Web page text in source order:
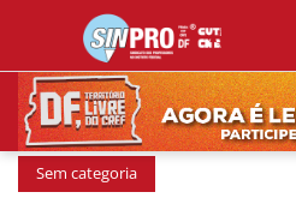
Sem categoria